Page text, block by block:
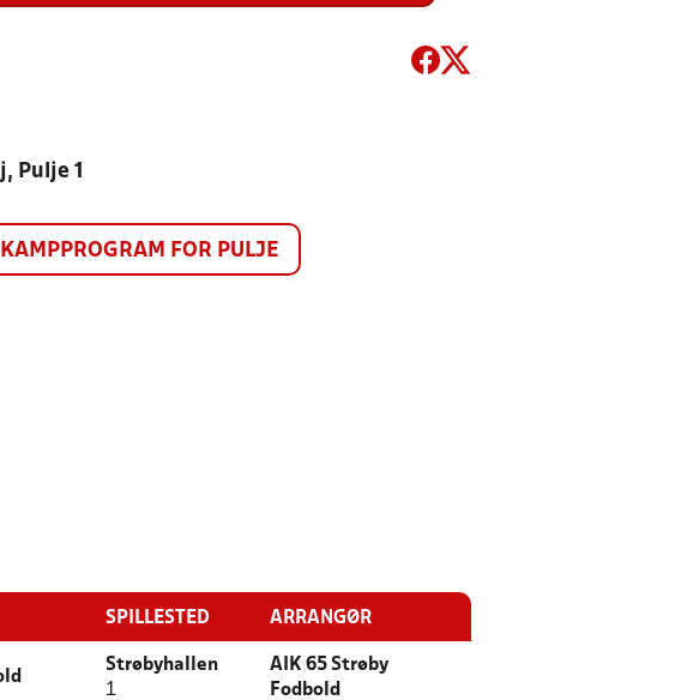
Pulje 1
KAMPPROGRAM FOR PULJE
SPILLESTED ARRANGØR
Strøbyhallen
1
AIK 65 Strøby
Fodbold